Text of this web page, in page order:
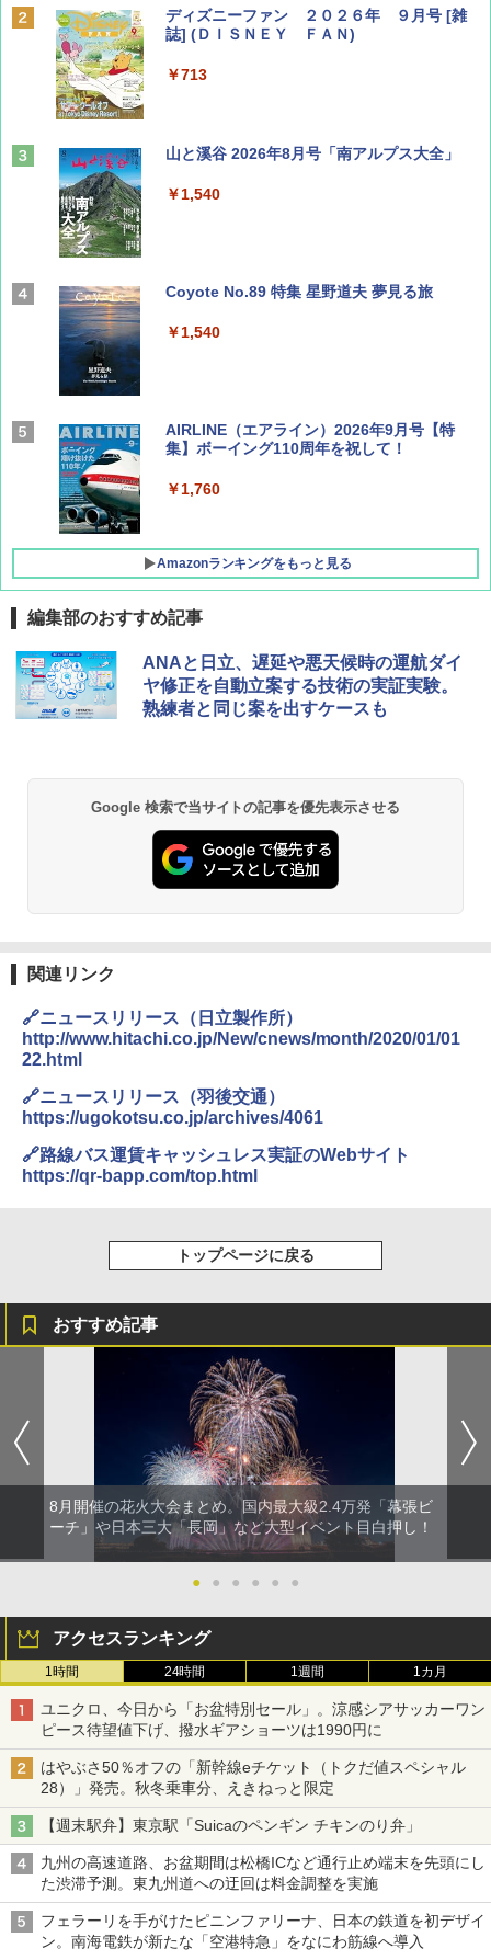
ディズニーファン ２０２６年 ９月号 [雑
誌] (ＤＩＳＮＥＹ ＦＡＮ)
￥713
山と溪谷 2026年8月号「南アルプス大全」
￥1,540
Coyote No.89 特集 星野道夫 夢見る旅
￥1,540
AIRLINE（エアライン）2026年9月号【特
集】ボーイング110周年を祝して！
￥1,760
Amazonランキングをもっと見る
D40 地球の歩き方 チェンマイ タイ北部の魅
力的な町 2026～2027 地球の歩き方D アジア
￥2,079
￥2,695
球の歩き方A ヨーロッパ
￥2,479
パ
[キャンパーズコレクション 山善] ポップアッ
プテント 傘みたいに広げて畳める パッとサ
ッとサンシェード キューブ フルクローズ メ
ッシュ 簡単設置 ワンタッチテント キャンプ
PYKES PEAK (パイクスピーク) 着替えテン
ト プライバシー テント 【中が透けない】 1
人用 折りたたみ 防災グッズ 災害用トイレ ビ
ーチ ピクニック ポップアップテント 携帯 簡
ENDLESS BASE 《めざましテレビで紹介》
テント ワンタッチ RENEW 幅200 2-3人用 43
500002(88859)
￥5,999
[キャンパーズコレクション 山善] 傘みたいに
広げるだけ パッとサッとテント ブラックコ
ーティング フルクローズ メッシュ 3-4人用
￥9,990
広げるだけ パッとサッとテント キューブワ
イド ブラックコーティング フルクローズ メ
ッシュ 4人用 簡単設置 ポップアップテント P
ATCW-150B エクルベージュ
￥-
GRANDOOR ステンレス保冷剤 2個セット 2
026リニューアル 急速冷凍 空間倍増 衛生的
コンパクト 保冷力長持ち
-08EX カーキ ソロキャンプ ポリエステル フ
レーム ドーム型 テント
￥14,800
￥6,459
熊撃退スプレー 熊よけスプレー 熊スプレー
【日本企業販売】超強力クマ対策スプレー 30
0ml（連続噴射30秒）110ml（連続噴射15
秒）射程5～10m 安全ロック搭載 携帯収納袋
付き ヒグマ・イノシシ対策 自治体・教育機
関の購入実績 登山・キャンプ・アウトドア・
￥3,680
通気窓付き】収納袋付き UVカット 防水 防災
コンパクト iimono117 (ブルー)
￥3,080
編集部のおすすめ記事
ANAと日立、遅延や悪天候時の運航ダイ
ヤ修正を自動立案する技術の実証実験。
熟練者と同じ案を出すケースも
Google 検索で当サイトの記事を優先表示させる
関連リンク
🔗ニュースリリース（日立製作所）
http://www.hitachi.co.jp/New/cnews/month/2020/01/01
22.html
🔗ニュースリリース（羽後交通）
https://ugokotsu.co.jp/archives/4061
🔗路線バス運賃キャッシュレス実証のWebサイト
https://qr-bapp.com/top.html
トップページに戻る
おすすめ記事
8月開催の花火大会まとめ。国内最大級2.4万発「幕張ビ
ーチ」や日本三大「長岡」など大型イベント目白押し！
● ● ● ● ● ●
アクセスランキング
1時間 24時間 1週間 1カ月
ユニクロ、今日から「お盆特別セール」。涼感シアサッカーワン
ピース待望値下げ、撥水ギアショーツは1990円に
はやぶさ50％オフの「新幹線eチケット（トクだ値スペシャル
28）」発売。秋冬乗車分、えきねっと限定
【週末駅弁】東京駅「Suicaのペンギン チキンのり弁」
九州の高速道路、お盆期間は松橋ICなど通行止め端末を先頭にし
た渋滞予測。東九州道への迂回は料金調整を実施
フェラーリを手がけたピニンファリーナ、日本の鉄道を初デザイ
ン。南海電鉄が新たな「空港特急」をなにわ筋線へ導入